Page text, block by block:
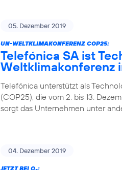
05. Dezember 2019
UN-WELTKLIMAKONFERENZ COP25:
Telefónica SA ist
Weltklimakonferenz
Telefónica unterstützt als
(COP25), die vom 2. bis 13.
sorgt das Unternehmen unter
04. Dezember 2019
JETZT BEI O :